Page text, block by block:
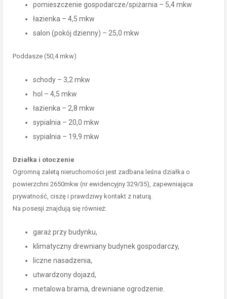
pomieszczenie gospodarcze/spiżarnia – 5,4 mkw
łazienka – 4,5 mkw
salon (pokój dzienny) – 25,0 mkw
Poddasze (50,4 mkw)
schody – 3,2 mkw
hol – 4,5 mkw
łazienka – 2,8 mkw
sypialnia – 20,0 mkw
sypialnia – 19,9 mkw
Działka i otoczenie
Ogromną zaletą nieruchomości jest zadbana leśna działka o
powierzchni 2650mkw (nr ewidencyjny 329/35), zapewniająca
prywatność, ciszę i prawdziwy kontakt z naturą.
Na posesji znajdują się również:
garaż przy budynku,
klimatyczny drewniany budynek gospodarczy,
liczne nasadzenia,
utwardzony dojazd,
metalowa brama, drewniane ogrodzenie.